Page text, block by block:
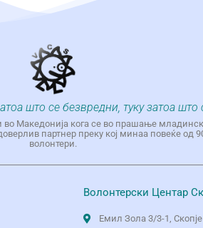
што се безвредни, туку затоа што
Македонија кога се во прашање
партнер преку кој минаа повеќе од
волонтери.
Волонтерски Центар
Емил Зола 3/3-1, Скопје